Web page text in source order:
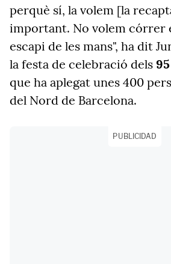
perquè sí, la volem [la
important. No volem córrer
escapi de les mans", ha dit
la festa de celebració dels
que ha aplegat unes 400
del Nord de Barcelona.
PUBLICIDAD